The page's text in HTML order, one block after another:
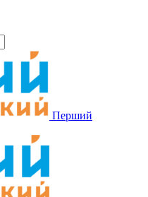
Перший